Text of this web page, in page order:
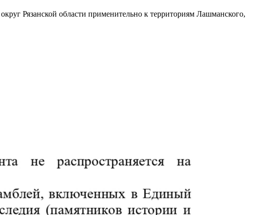
Рязанской области применительно к территориям Лашманского,